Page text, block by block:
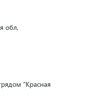
обл.
"Красная